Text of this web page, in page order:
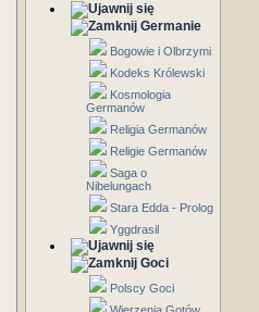
Germanie
Bogowie i Olbrzymi
Kodeks Królewski
Kosmologia
Germanów
Religia Germanów
Religie Germanów
Saga o
Nibelungach
Stara Edda - Prolog
Yggdrasil
Goci
Polscy Goci